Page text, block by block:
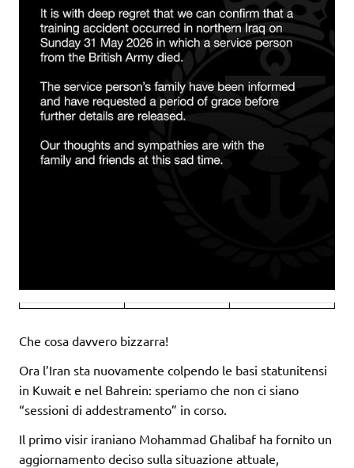
Che cosa davvero bizzarra!
Ora l’Iran sta nuovamente colpendo le basi statunitensi
in Kuwait e nel Bahrein: speriamo che non ci siano
“sessioni di addestramento” in corso.
Il primo visir iraniano Mohammad Ghalibaf ha fornito un
aggiornamento deciso sulla situazione attuale,